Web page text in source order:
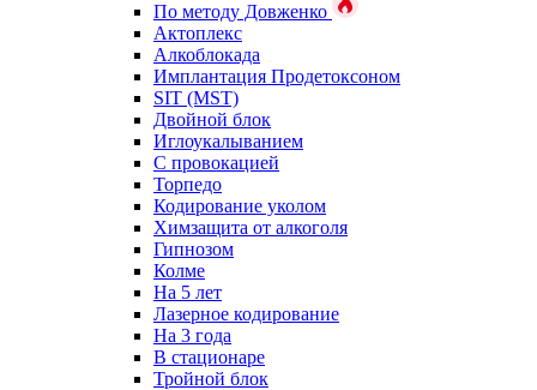
По методу Довженко
Актоплекс
Алкоблокада
Имплантация Продетоксоном
SIT (MST)
Двойной блок
Иглоукалыванием
С провокацией
Торпедо
Кодирование уколом
Химзащита от алкоголя
Гипнозом
Колме
На 5 лет
Лазерное кодирование
На 3 года
В стационаре
Тройной блок